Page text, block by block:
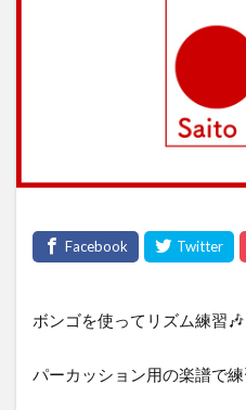
ボンゴを使ってリズム練習
パーカッション用の楽譜で練